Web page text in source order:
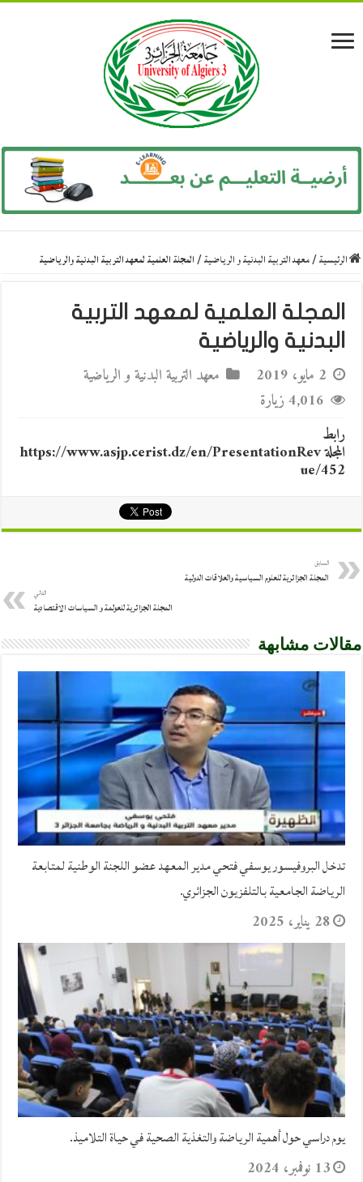
الرئيسية/معهد التربية البدنية و الرياضية/المجلة العلمية لمعهد التربية البدنية والرياضية
المجلة العلمية لمعهد التربية
البدنية والرياضية
2 مايو، 2019
معهد التربية البدنية و الرياضية
4,016 زيارة
رابط
المجلة https://www.asjp.cerist.dz/en/PresentationRev
ue/452
السابق
المجلة الجزائرية للعلوم السياسية والعلاقات الدولية
التالي
المجلة الجزائرية للعولمة و السياسات الاقتصادية
مقالات مشابهة
تدخل البروفيسور يوسفي فتحي مدير المعهد عضو اللجنة الوطنية لمتابعة
الرياضة الجامعية بالتلفزيون الجزائري.
28 يناير، 2025
يوم دراسي حول أهمية الرياضة والتغذية الصحية في حياة التلاميذ.
13 نوفمبر، 2024